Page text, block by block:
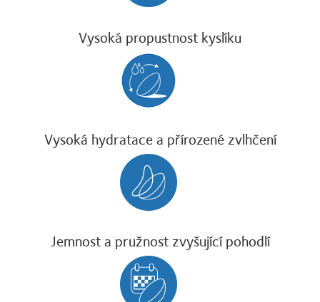
Vysoká propustnost kyslíku
Vysoká hydratace a přírozené zvlhčení
Jemnost a pružnost zvyšující pohodlí